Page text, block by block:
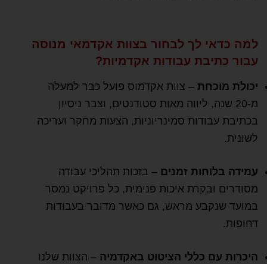
למה כדאי לך לבחור בצוות אקדמאי מנוסה
עבור כתיבת עבודות אקדמיות?
יכולת מוכחת – צוות אקדמוס פועל כבר למעלה
מ-20 שנה, ליווה מאות סטודנטים, וצבר ניסיון
בכתיבת עבודות סמינריוניות, הצעות מחקר ועריכה
לשונית.
עמידה בלוחות זמנים – בזכות תהליכי עבודה
מסודרים ובקרת איכות פנימית, כל פרויקט נמסר
במועד שנקבע מראש, גם כאשר מדובר בעבודות
דחופות.
היכרות עם כללי הציטוט באקדמיה – הצוות שלנו